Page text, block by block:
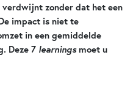
zonder dat het een
impact is niet te
in een gemiddelde
Deze 7 learningsmoet u